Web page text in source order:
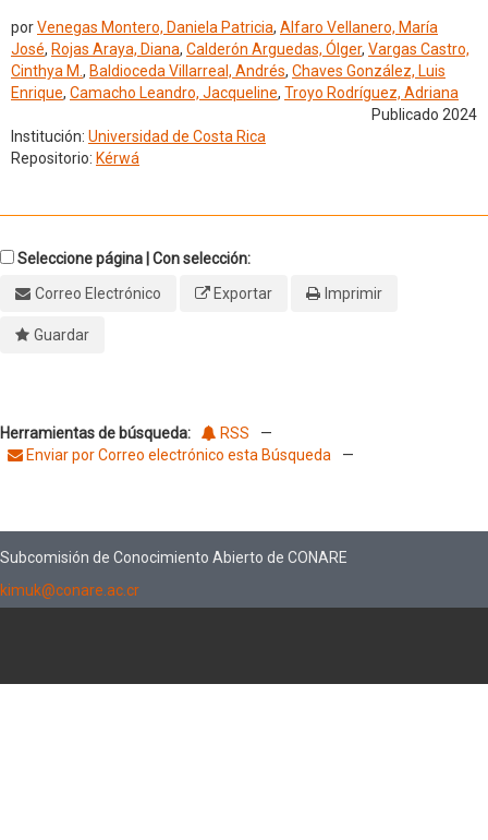
porVenegas Montero, Daniela Patricia, Alfaro Vellanero, María
José, Rojas Araya, Diana, Calderón Arguedas, Ólger, Vargas Castro,
Cinthya M., Baldioceda Villarreal, Andrés, Chaves González, Luis
Enrique, Camacho Leandro, Jacqueline, Troyo Rodríguez, Adriana
Publicado 2024
Institución: Universidad de Costa Rica
Repositorio: Kérwá
Seleccione página | Con selección:
Correo Electrónico
Exportar Imprimir
Guardar
Herramientas de búsqueda: RSS
—
Enviar por Correo electrónico esta Búsqueda
—
Subcomisión de Conocimiento Abierto de CONARE
kimuk@conare.ac.cr